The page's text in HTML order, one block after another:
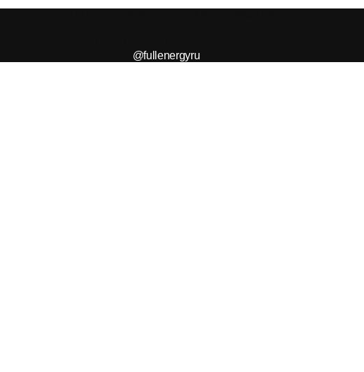
@fullenergyru